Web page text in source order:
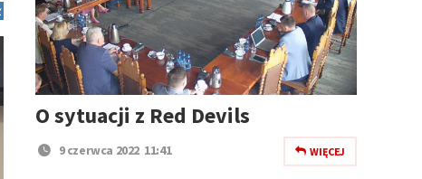
O sytuacji z Red Devils
9 czerwca 2022 11:41 WIĘCEJ